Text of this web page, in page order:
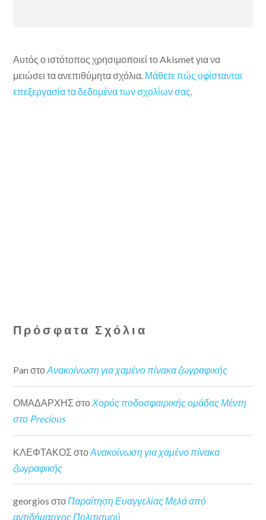
Αυτός ο ιστότοπος χρησιμοποιεί το Akismet για να
μειώσει τα ανεπιθύμητα σχόλια. Μάθετε πώς υφίστανται
επεξεργασία τα δεδομένα των σχολίων σας.
Πρόσφατα Σχόλια
Pan στοΑνακοίνωση για χαμένο πίνακα ζωγραφικής
ΟΜΑΔΑΡΧΗΣ στοΧορός ποδοσφαιρικής ομάδας Μέντη
στο Precious
ΚΛΕΦΤΑΚΟΣ στοΑνακοίνωση για χαμένο πίνακα
ζωγραφικής
georgios στο Παραίτηση Ευαγγελίας Μελά από
αντιδήμαρχος Πολιτισμού